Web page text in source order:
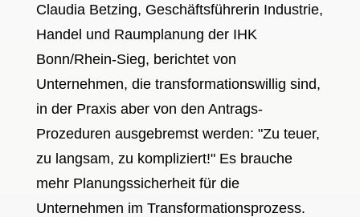
Claudia Betzing, Geschäftsführerin Industrie,
Handel und Raumplanung der IHK
Bonn/Rhein-Sieg, berichtet von
Unternehmen, die transformationswillig sind,
in der Praxis aber von den Antrags-
Prozeduren ausgebremst werden: "Zu teuer,
zu langsam, zu kompliziert!" Es brauche
mehr Planungssicherheit für die
Unternehmen im Transformationsprozess.